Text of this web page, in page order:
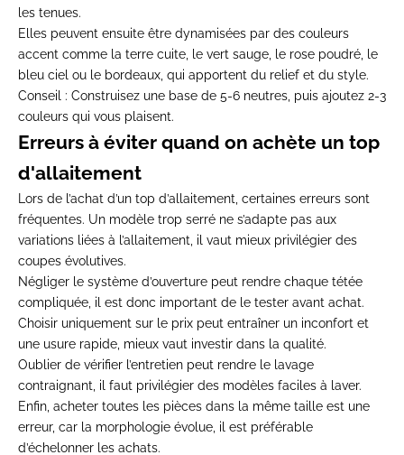
les tenues.
Elles peuvent ensuite être dynamisées par des couleurs
accent comme la terre cuite, le vert sauge, le rose poudré, le
bleu ciel ou le bordeaux, qui apportent du relief et du style.
Conseil : Construisez une base de 5-6 neutres, puis ajoutez 2-3
couleurs qui vous plaisent.
Erreurs à éviter quand on achète un top
d'allaitement
Lors de l’achat d’un top d’allaitement, certaines erreurs sont
fréquentes. Un modèle trop serré ne s’adapte pas aux
variations liées à l’allaitement, il vaut mieux privilégier des
coupes évolutives.
Négliger le système d’ouverture peut rendre chaque tétée
compliquée, il est donc important de le tester avant achat.
Choisir uniquement sur le prix peut entraîner un inconfort et
une usure rapide, mieux vaut investir dans la qualité.
Oublier de vérifier l’entretien peut rendre le lavage
contraignant, il faut privilégier des modèles faciles à laver.
Enfin, acheter toutes les pièces dans la même taille est une
erreur, car la morphologie évolue, il est préférable
d’échelonner les achats.